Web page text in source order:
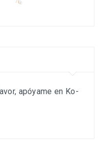
apóyame en Ko-